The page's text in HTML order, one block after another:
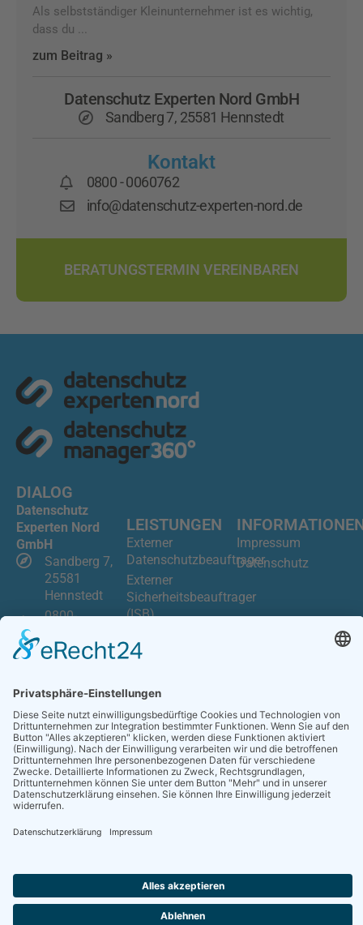
Als selbstständiger Kleinunternehmer ist es wichtig,
dass du
zum Beitrag »
Datenschutz Experten Nord GmbH
Sandberg 7, 25581 Hennstedt
Kontakt
0800 - 0060762
info@datenschutz-experten-nord.de
BERATUNGSTERMIN VEREINBAREN
DIALOG
Datenschutz
Experten Nord
GmbH
Sandberg 7,
25581
Hennstedt
0800-
info@datenschutz-
LEISTUNGEN
Externer
Datenschutzbeauftrager
Externer
Sicherheitsbeauftrager
(ISB)
Hinweisgeberschutzgesetz
Datenschutz
Folgenabschätzung
Informationssicherheit
- Pentest - NIS 1/2
Datenschutz
Management
DSMS
ISO
Impressum
Datenschutz
© 2026
Datenschutz Experten Nord GmbH - Alle Rechte